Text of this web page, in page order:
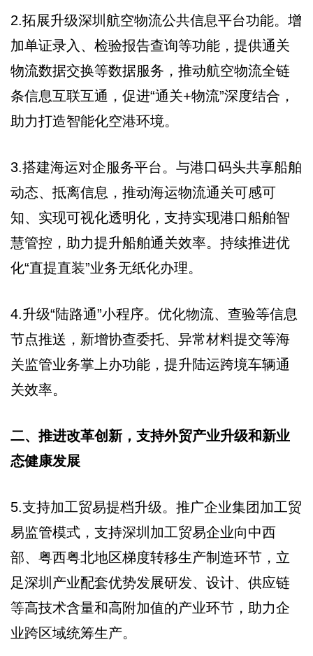
2.拓展升级深圳航空物流公共信息平台功能。增
加单证录入、检验报告查询等功能，提供通关
物流数据交换等数据服务，推动航空物流全链
条信息互联互通，促进“通关+物流”深度结合，
助力打造智能化空港环境。
3.搭建海运对企服务平台。与港口码头共享船舶
动态、抵离信息，推动海运物流通关可感可
知、实现可视化透明化，支持实现港口船舶智
慧管控，助力提升船舶通关效率。持续推进优
化“直提直装”业务无纸化办理。
4.升级“陆路通”小程序。优化物流、查验等信息
节点推送，新增协查委托、异常材料提交等海
关监管业务掌上办功能，提升陆运跨境车辆通
关效率。
二、推进改革创新，支持外贸产业升级和新业
态健康发展
5.支持加工贸易提档升级。推广企业集团加工贸
易监管模式，支持深圳加工贸易企业向中西
部、粤西粤北地区梯度转移生产制造环节，立
足深圳产业配套优势发展研发、设计、供应链
等高技术含量和高附加值的产业环节，助力企
业跨区域统筹生产。